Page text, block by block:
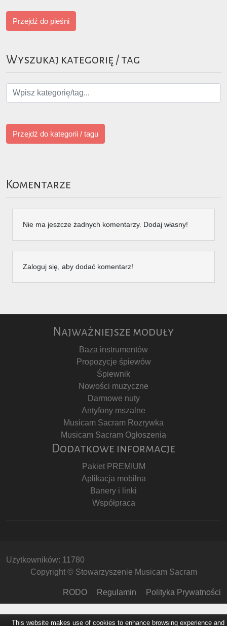
Przejdź do pieśni
Wyszukaj kategorię / tag
Przejdź do kategorii / tagu
Komentarze
Nie ma jeszcze żadnych komentarzy. Dodaj własny!
Zaloguj się, aby dodać komentarz!
Najważniejsze moduły
Baza instrumentów
Propozycje śpiewów
Śpiewnik
Nowości muzyczne
Darmowe nuty
Antyfony mszalne
Musicam Sacram Rozrywka
Musicam Sacram Ogłoszenia
Dodatkowe informacje
Pakiet PREMIUM
Aplikacja mobilna
Banery i linki
Współpraca
Użytkowników: 11780
Copyright © Stowarzyszenie Musicam Sacram
RODO Regulamin Polityka Prywatności
This website makes use of cookies to enhance browsing experience and